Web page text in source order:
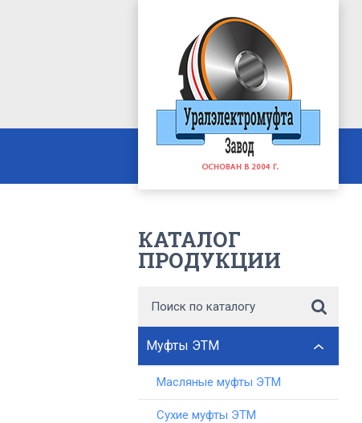
КАТАЛОГ
ПРОДУКЦИИ
Муфты ЭТМ
Масляные муфты ЭТМ
Сухие муфты ЭТМ